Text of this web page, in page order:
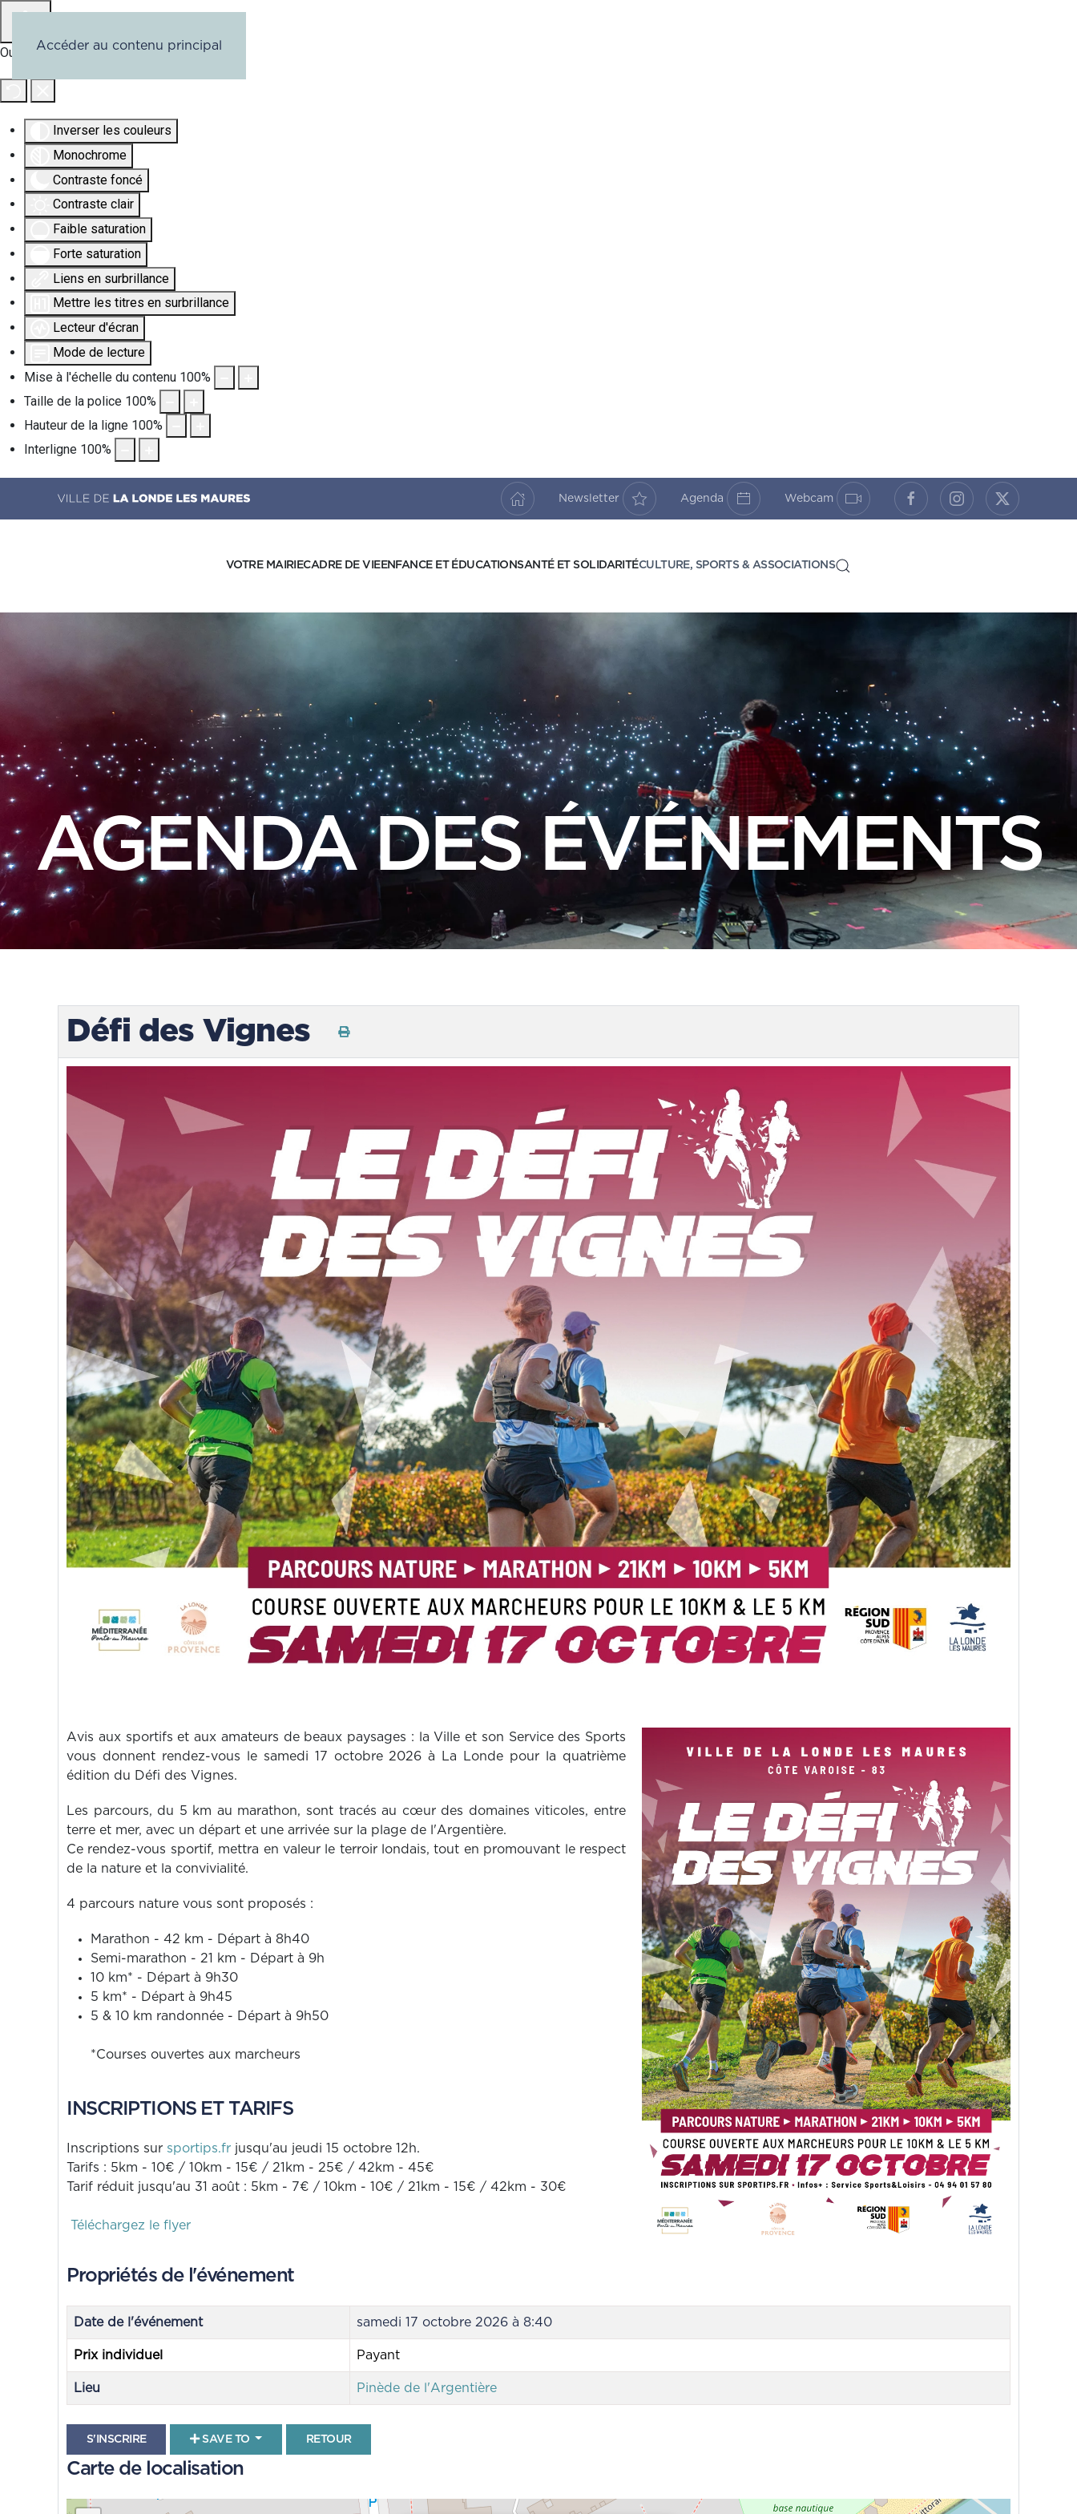
Outils d'accessibilité
Inverser les couleurs
Monochrome
Contraste foncé
Contraste clair
Faible saturation
Forte saturation
Liens en surbrillance
Mettre les titres en surbrillance
Lecteur d'écran
Mode de lecture
Mise à l'échelle du contenu 100%
Taille de la police 100%
Hauteur de la ligne 100%
Interligne 100%
Accéder au contenu principal
Newsletter Agenda Webcam
VOTRE MAIRIECADRE DE VIEENFANCE ET ÉDUCATIONSANTÉ ET SOLIDARITÉCULTURE, SPORTS & ASSOCIATIONS
AGENDA DES ÉVÉNEMENTS
Défi des Vignes
Avis aux sportifs et aux amateurs de beaux paysages : la Ville et son Service des Sports
vous donnent rendez-vous le samedi 17 octobre 2026 à La Londe pour la quatrième
édition du Défi des Vignes.
Les parcours, du 5 km au marathon, sont tracés au cœur des domaines viticoles, entre
terre et mer, avec un départ et une arrivée sur la plage de l'Argentière.
Ce rendez-vous sportif, mettra en valeur le terroir londais, tout en promouvant le respect
de la nature et la convivialité.
4 parcours nature vous sont proposés :
Marathon - 42 km - Départ à 8h40
Semi-marathon - 21 km - Départ à 9h
10 km* - Départ à 9h30
5 km* - Départ à 9h45
5 & 10 km randonnée - Départ à 9h50
*Courses ouvertes aux marcheurs
INSCRIPTIONS ET TARIFS
Inscriptions sur sportips.fr jusqu'au jeudi 15 octobre 12h.
Tarifs : 5km - 10€ / 10km - 15€ / 21km - 25€ / 42km - 45€
Tarif réduit jusqu'au 31 août : 5km - 7€ / 10km - 10€ / 21km - 15€ / 42km - 30€
Téléchargez le flyer
Propriétés de l'événement
Date de l'événement samedi 17 octobre 2026 à 8:40
Prix individuel Payant
Lieu Pinède de l'Argentière
S'INSCRIRE SAVE TO RETOUR
Carte de localisation